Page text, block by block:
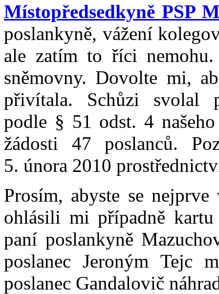
Místopředsedkyně PSP
poslankyně, vážení
ale zatím to říci nemohu.
sněmovny. Dovolte mi,
přivítala. Schůzi svolal
podle § 51 odst. 4
žádosti 47 poslanců.
5. února 2010
Prosím, abyste se
ohlásili mi případně
paní poslankyně
poslanec Jeroným Tejc
poslanec Gandalovič